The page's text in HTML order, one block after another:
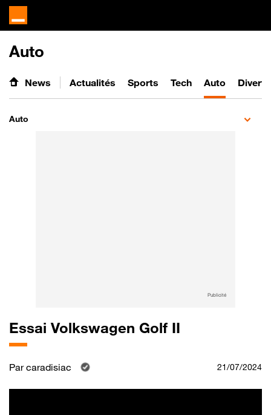
Auto
News Actualités Sports Tech Auto
Auto
Publicité
Essai Volkswagen Golf II
Parcaradisiac 21/07/2024